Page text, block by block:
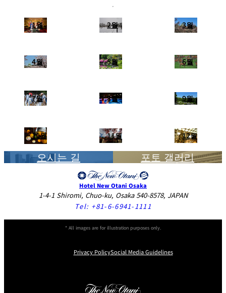
1월 2월 3월
4월 5월 6월
7월 8월 9월
10월 11월 12월
오시는 길 포토 갤러리
Hotel New Otani Osaka
1-4-1 Shiromi, Chuo-ku, Osaka 540-8578, JAPAN
Tel: +81-6-6941-1111
* All images are for illustration purposes only.
Privacy PolicySocial Media Guidelines